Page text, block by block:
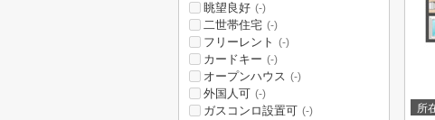
所
眺望良好 (-)
二世帯住宅 (-)
フリーレント (-)
カードキー (-)
オープンハウス (-)
外国人可 (-)
ガスコンロ設置可 (-)